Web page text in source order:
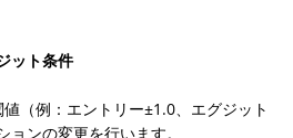
ット条件
（例：エントリー±1.0、エグジット
ンの変更を行います。